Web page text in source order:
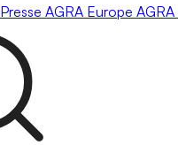
Presse AGRA Europe AGRA